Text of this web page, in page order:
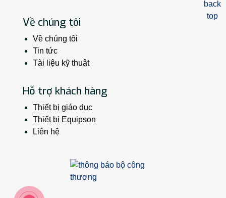
Về chúng tôi
Về chúng tôi
Tin tức
Tài liệu kỹ thuật
Hỗ trợ khách hàng
Thiết bị giáo dục
Thiết bị Equipson
Liên hệ